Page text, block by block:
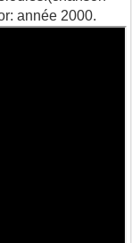
année 2000.